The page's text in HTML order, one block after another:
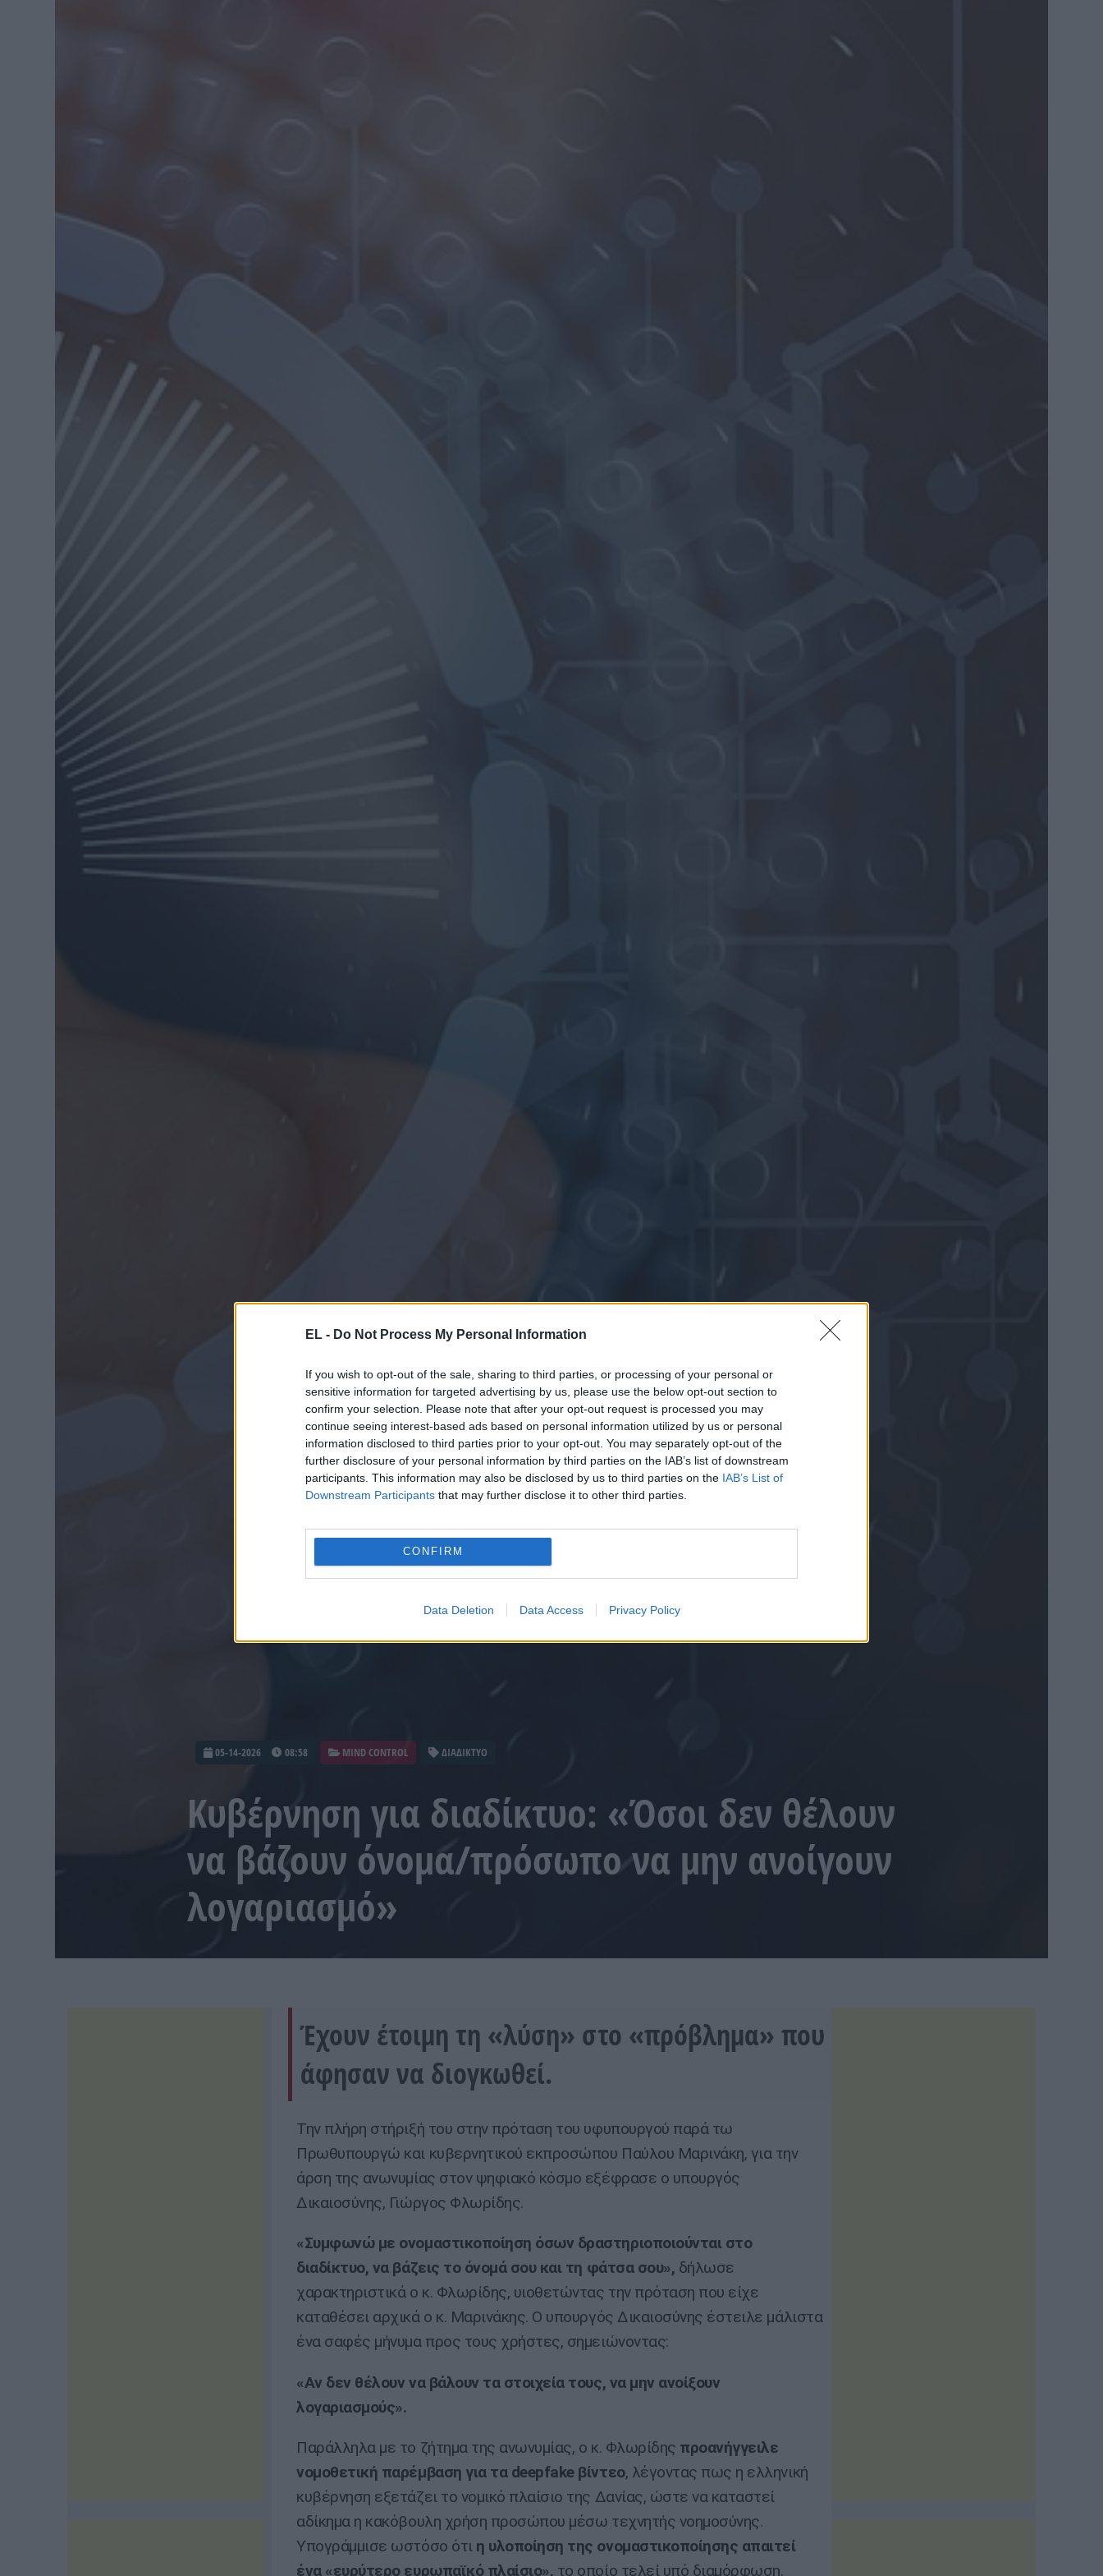
EL - Do Not Process My Personal Information
If you wish to opt-out of the sale, sharing to third parties, or processing of your personal or
sensitive information for targeted advertising by us, please use the below opt-out section to
confirm your selection. Please note that after your opt-out request is processed you may
continue seeing interest-based ads based on personal information utilized by us or personal
information disclosed to third parties prior to your opt-out. You may separately opt-out of the
further disclosure of your personal information by third parties on the IAB’s list of downstream
participants. This information may also be disclosed by us to third parties on the IAB’s List of
Downstream Participants that may further disclose it to other third parties.
CONFIRM
Data Deletion Data Access Privacy Policy
05-14-2026 08:58 MIND CONTROL ΔΙΑΔΙΚΤΥΟ
Κυβέρνηση για διαδίκτυο: «Όσοι δεν θέλουν
να βάζουν όνομα/πρόσωπο να μην ανοίγουν
λογαριασμό»
Έχουν έτοιμη τη «λύση» στο «πρόβλημα» που
άφησαν να διογκωθεί.
Την πλήρη στήριξή του στην πρόταση του υφυπουργού παρά τω
Πρωθυπουργώ και κυβερνητικού εκπροσώπου Παύλου Μαρινάκη, για την
άρση της ανωνυμίας στον ψηφιακό κόσμο εξέφρασε ο υπουργός
Δικαιοσύνης, Γιώργος Φλωρίδης.
«Συμφωνώ με ονομαστικοποίηση όσων δραστηριοποιούνται στο
διαδίκτυο, να βάζεις το όνομά σου και τη φάτσα σου», δήλωσε
χαρακτηριστικά ο κ. Φλωρίδης, υιοθετώντας την πρόταση που είχε
καταθέσει αρχικά ο κ. Μαρινάκης. Ο υπουργός Δικαιοσύνης έστειλε μάλιστα
ένα σαφές μήνυμα προς τους χρήστες, σημειώνοντας:
«Αν δεν θέλουν να βάλουν τα στοιχεία τους, να μην ανοίξουν
λογαριασμούς».
Παράλληλα με το ζήτημα της ανωνυμίας, ο κ. Φλωρίδης προανήγγειλε
νομοθετική παρέμβαση για τα deepfake βίντεο, λέγοντας πως η ελληνική
κυβέρνηση εξετάζει το νομικό πλαίσιο της Δανίας, ώστε να καταστεί
αδίκημα η κακόβουλη χρήση προσώπου μέσω τεχνητής νοημοσύνης.
Υπογράμμισε ωστόσο ότιη υλοποίηση της ονομαστικοποίησης απαιτεί
ένα «ευρύτερο ευρωπαϊκό πλαίσιο», το οποίο τελεί υπό διαμόρφωση.